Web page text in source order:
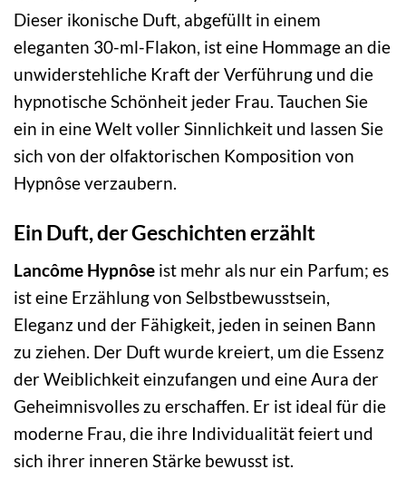
Dieser ikonische Duft, abgefüllt in einem
eleganten 30-ml-Flakon, ist eine Hommage an die
unwiderstehliche Kraft der Verführung und die
hypnotische Schönheit jeder Frau. Tauchen Sie
ein in eine Welt voller Sinnlichkeit und lassen Sie
sich von der olfaktorischen Komposition von
Hypnôse verzaubern.
Ein Duft, der Geschichten erzählt
Lancôme Hypnôse ist mehr als nur ein Parfum; es
ist eine Erzählung von Selbstbewusstsein,
Eleganz und der Fähigkeit, jeden in seinen Bann
zu ziehen. Der Duft wurde kreiert, um die Essenz
der Weiblichkeit einzufangen und eine Aura der
Geheimnisvolles zu erschaffen. Er ist ideal für die
moderne Frau, die ihre Individualität feiert und
sich ihrer inneren Stärke bewusst ist.